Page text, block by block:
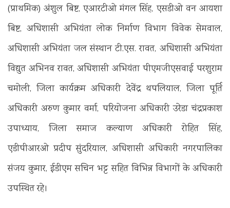
(प्राथमिक) अंशुल बिष्ट, एआरटीओ मंगल सिंह, एसडीओ वन आयशा
बिष्ट, अधिशासी अभियंता लोक निर्माण विभाग विवेक सेमवाल,
अधिशासी अभियंता जल संस्थान टी.एस. रावत, अधिशासी अभियंता
विद्युत अभिनव रावत, अधिशासी अभियंता पीएमजीएसवाई परशुराम
चमोली, जिला कार्यक्रम अधिकारी देवेंद्र थपलियाल, जिला पूर्ति
अधिकारी अरुण कुमार वर्मा, परियोजना अधिकारी उरेडा चंद्रप्रकाश
उपाध्याय, जिला समाज कल्याण अधिकारी रोहित सिंह,
एडीपीआरओ प्रदीप सुंदरियाल, अधिशासी अधिकारी नगरपालिका
संजय कुमार, ईडीएम सचिन भट्ट सहित विभिन्न विभागों के अधिकारी
उपस्थित रहे।